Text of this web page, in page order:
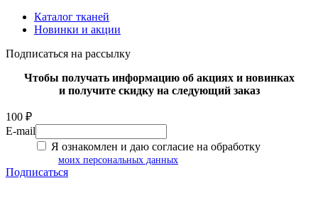
Каталог тканей
Новинки и акции
Подписаться на рассылку
Чтобы получать информацию об акциях и новинках
и получите скидку на следующий заказ
100 ₽
E-mail
Я ознакомлен и даю согласие на обработку
моих персональных данных
Подписаться